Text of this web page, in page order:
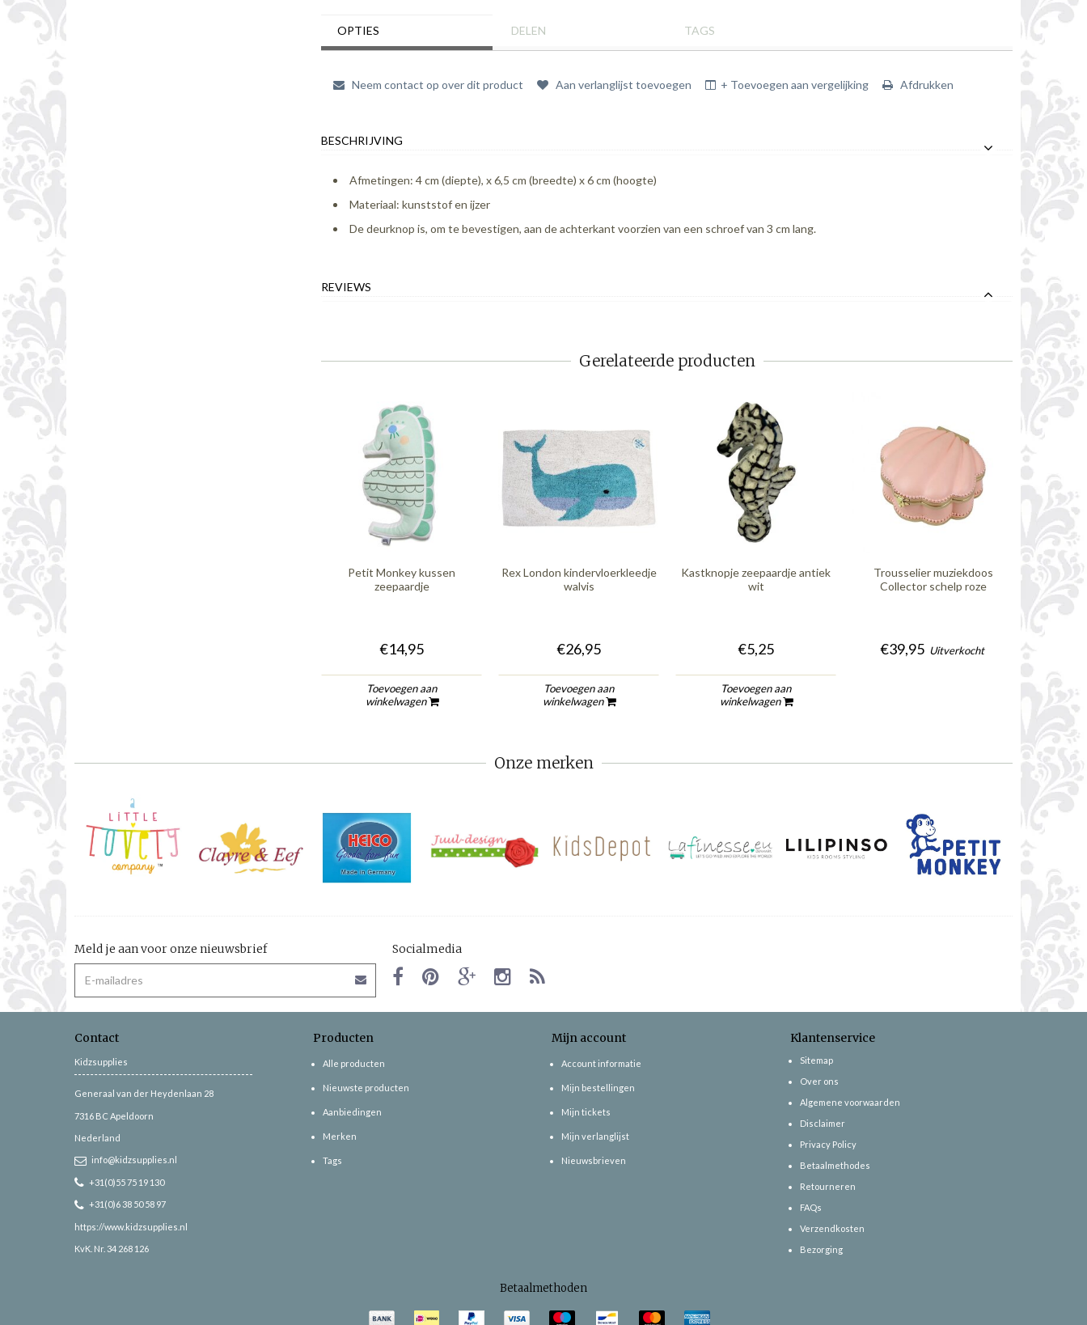
OPTIES DELEN TAGS
Neem contact op over dit product Aan verlanglijst toevoegen + Toevoegen aan vergelijking Afdrukken
BESCHRIJVING
Afmetingen: 4 cm (diepte), x 6,5 cm (breedte) x 6 cm (hoogte)
Materiaal: kunststof en ijzer
De deurknop is, om te bevestigen, aan de achterkant voorzien van een schroef van 3 cm lang.
REVIEWS
Gerelateerde producten
Petit Monkey kussen
zeepaardje
€14,95
Toevoegen aan
winkelwagen
Rex London kindervloerkleedje
walvis
€26,95
Toevoegen aan
winkelwagen
Kastknopje zeepaardje antiek
wit
€5,25
Toevoegen aan
winkelwagen
Trousselier muziekdoos
Collector schelp roze
€39,95 Uitverkocht
A
Onze merken
Meld je aan voor onze nieuwsbrief Socialmedia
Contact
Kidzsupplies
Generaal van der Heydenlaan 28
7316 BC Apeldoorn
Nederland
info@kidzsupplies.nl
+31(0)55 75 19 130
+31(0)6 38 50 58 97
https://www.kidzsupplies.nl
KvK. Nr. 34 268 126
Producten
Alle producten
Nieuwste producten
Aanbiedingen
Merken
Tags
Mijn account
Account informatie
Mijn bestellingen
Mijn tickets
Mijn verlanglijst
Nieuwsbrieven
Klantenservice
Sitemap
Over ons
Algemene voorwaarden
Disclaimer
Privacy Policy
Betaalmethodes
Retourneren
FAQs
Verzendkosten
Bezorging
Betaalmethoden